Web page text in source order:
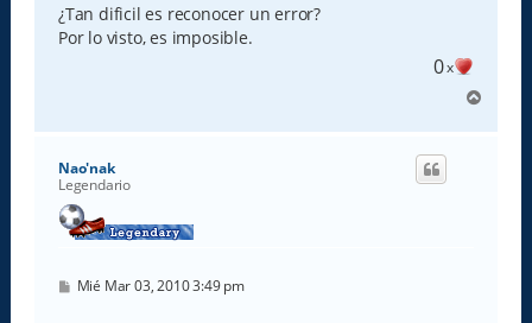
¿Tan dificil es reconocer un error?
Por lo visto, es imposible.
0x
r
Nao'nak
Legendario
M
Mié Mar 03, 2010 3:49 pm